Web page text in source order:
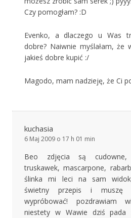
Czy pomogłam? :D
Evenko, a dlaczego u Was
dobre? Naiwnie myślałam, że
jakieś dobre kupić :/
Magodo, mam nadzieję, że Ci
kuchasia
6 Maj 2009 o 17 h 01 min
Beo zdjęcia są cudowne,
truskawek, mascarpone,
ślinka mi leci na sam
świetny przepis i muszę
wypróbować! pozdrawiam
niestety w Wawie dziś pada